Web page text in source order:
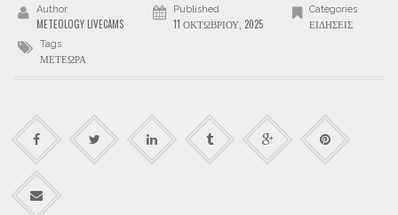
Author
METEOLOGY LIVECAMS
Published
11 ΟΚΤΩΒΡΊΟΥ, 2025
Categories
ΕΙΔΉΣΕΙΣ
Tags
ΜΕΤΈΩΡΑ